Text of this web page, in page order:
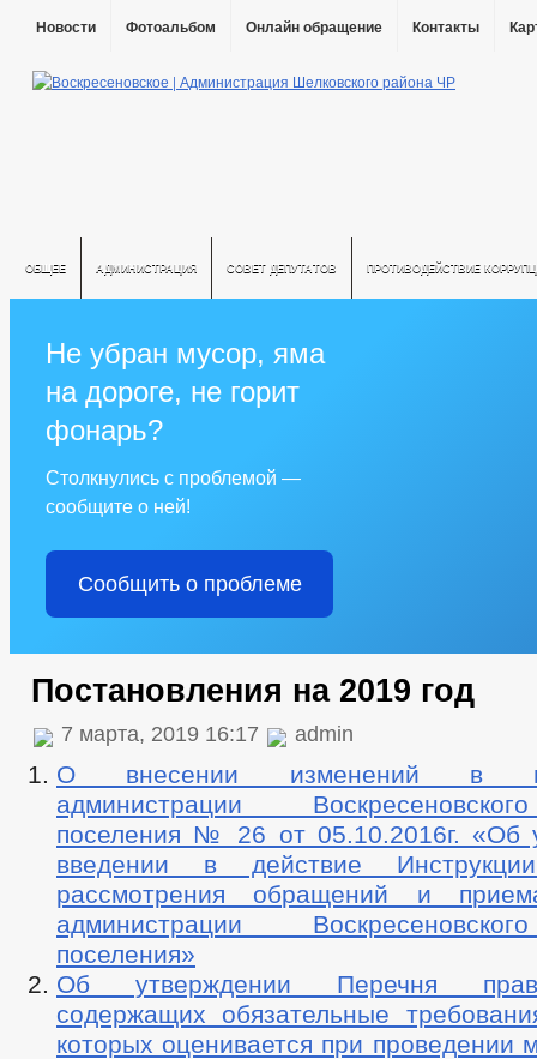
Новости Фотоальбом Онлайн обращение Контакты
ОБЩЕЕ АДМИНИСТРАЦИЯ СОВЕТ ДЕПУТАТОВ ПРОТИВОДЕЙСТВИЕ
Не убран мусор, яма
на дороге, не горит
фонарь?
Столкнулись с проблемой —
сообщите о ней!
Сообщить о проблеме
Постановления на 2019 год
7 марта, 2019 16:17 admin
О внесении изменений в
администрации
поселения № 26 от 05.10.2016г. «Об
введении в действие
рассмотрения обращений и
администрации
поселения»
Об утверждении Перечня
содержащих обязательные
которых оценивается при проведении